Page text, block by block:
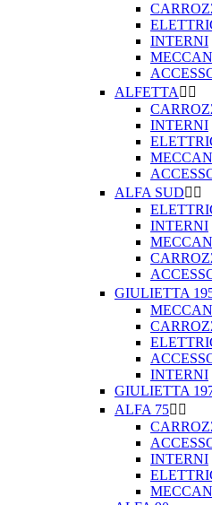
INTERNI
ALFETTA  
INTERNI
ALFA SUD 
INTERNI
GIULIETTA
INTERNI
GIULIETTA
ALFA 75 
INTERNI